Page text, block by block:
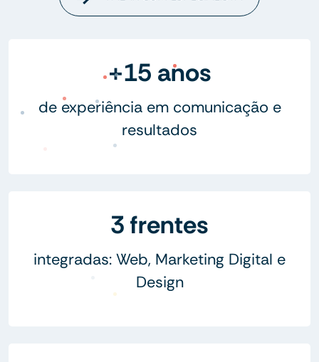
+15 anos
de experiência em comunicação e
resultados
3 frentes
integradas: Web, Marketing Digital e
Design